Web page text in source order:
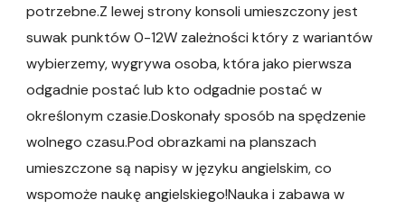
potrzebne.Z lewej strony konsoli umieszczony jest
suwak punktów 0-12W zależności który z wariantów
wybierzemy, wygrywa osoba, która jako pierwsza
odgadnie postać lub kto odgadnie postać w
określonym czasie.Doskonały sposób na spędzenie
wolnego czasu.Pod obrazkami na planszach
umieszczone są napisy w języku angielskim, co
wspomoże naukę angielskiego!Nauka i zabawa w